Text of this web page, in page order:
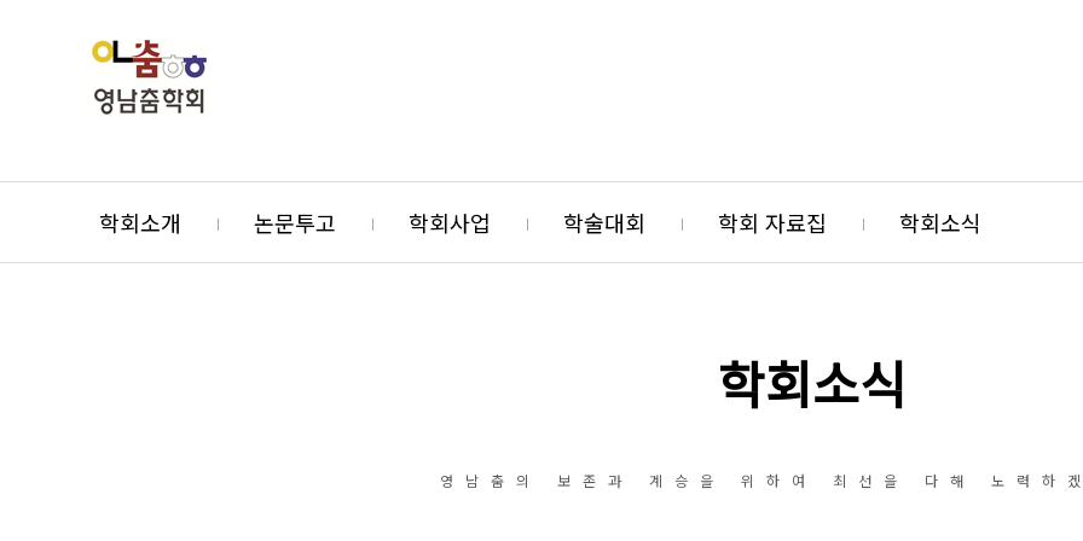
학회소개 논문투고 학회사업 학술대회 학회 자료집 학회소식
학회소식
영남춤의 보존과 계승을 위하여 최선을 다해 노력하